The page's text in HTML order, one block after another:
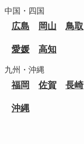
中国・四国
広島 岡山 鳥取
愛媛 高知
九州・沖縄
福岡 佐賀 長崎
沖縄